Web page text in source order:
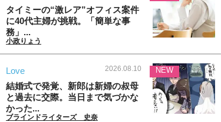
タイミーの“激レア”オフィス案件
に40代主婦が挑戦。「簡単な事
務」...
小政りょう
Love 2026.08.10
結婚式で発覚、新郎は新婦の叔母
と過去に交際。当日まで気づかな
かった...
ブラインドライターズ 史奈
NEW